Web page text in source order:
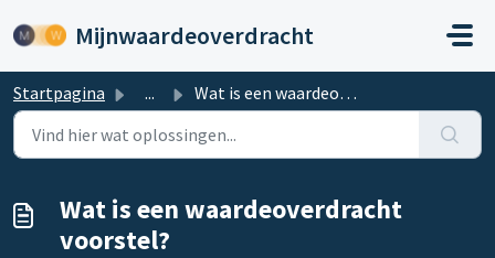
Mijnwaardeoverdracht
Startpagina ... Wat is een waardeoverdracht voorstel?
Wat is een waardeoverdracht
voorstel?